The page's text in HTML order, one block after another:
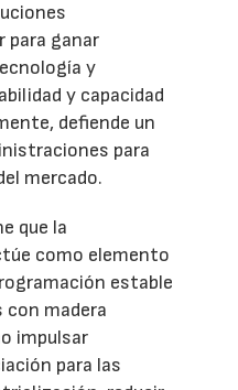
para ganar
y
y capacidad
defiende un
para
mercado.
que la
como elemento
estable
madera
impulsar
para las